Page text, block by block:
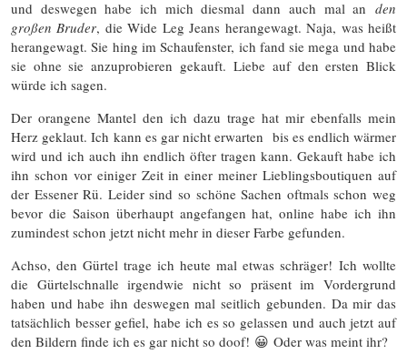
und deswegen habe ich mich diesmal dann auch mal an den
großen Bruder, die Wide Leg Jeans herangewagt. Naja, was heißt
herangewagt. Sie hing im Schaufenster, ich fand sie mega und habe
sie ohne sie anzuprobieren gekauft. Liebe auf den ersten Blick
würde ich sagen.
Der orangene Mantel den ich dazu trage hat mir ebenfalls mein
Herz geklaut. Ich kann es gar nicht erwarten bis es endlich wärmer
wird und ich auch ihn endlich öfter tragen kann. Gekauft habe ich
ihn schon vor einiger Zeit in einer meiner Lieblingsboutiquen auf
der Essener Rü. Leider sind so schöne Sachen oftmals schon weg
bevor die Saison überhaupt angefangen hat, online habe ich ihn
zumindest schon jetzt nicht mehr in dieser Farbe gefunden.
Achso, den Gürtel trage ich heute mal etwas schräger! Ich wollte
die Gürtelschnalle irgendwie nicht so präsent im Vordergrund
haben und habe ihn deswegen mal seitlich gebunden. Da mir das
tatsächlich besser gefiel, habe ich es so gelassen und auch jetzt auf
den Bildern finde ich es gar nicht so doof! 😀 Oder was meint ihr?